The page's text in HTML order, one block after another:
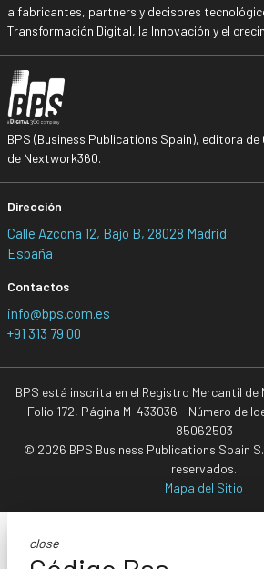
a fabricantes, partners y decisores
Transformación Digital, la Innovación y el
BPS (Business Publications Spain), editora
de Nextwork360.
Dirección
Calle Azcona 12, Bajo B, 28028 Madrid
España
Contactos
info@bps.com.es
+91 313 79 00
BPS está inscrita en el Registro Mercantil de
Folio 172, Página M-433036 - Número de
85062503
© 2026 BPS Business Publications Spain
reservados.
Mapa del Sitio
close